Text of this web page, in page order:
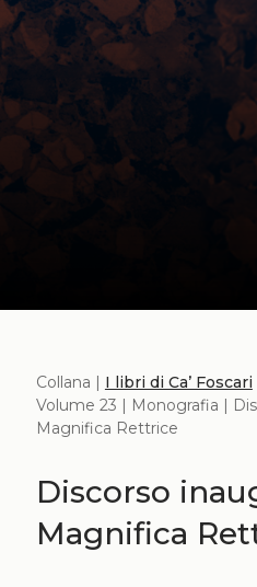
Collana | I libri di Ca’ Foscari
Volume 23 | Monografia |
Magnifica Rettrice
Discorso
Magnifica